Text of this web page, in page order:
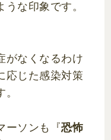
な印象です。
がなくなるわけ
応じた感染対策
ーソンも『恐怖